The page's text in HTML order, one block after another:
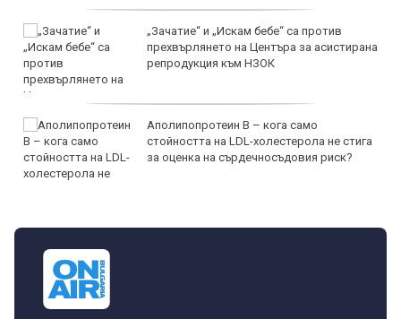
„Зачатие“ и „Искам бебе“ са против
прехвърлянето на Центъра за асистирана
репродукция към НЗОК
Аполипопротеин B – кога само
стойността на LDL-холестерола не стига
за оценка на сърдечносъдовия риск?